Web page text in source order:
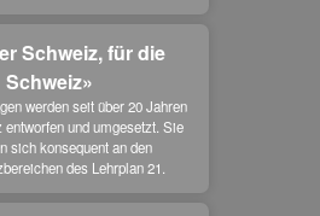
Schweiz, für die
Schweiz»
werden seit über 20 Jahren
und umgesetzt. Sie
sich konsequent an den
des Lehrplan 21.